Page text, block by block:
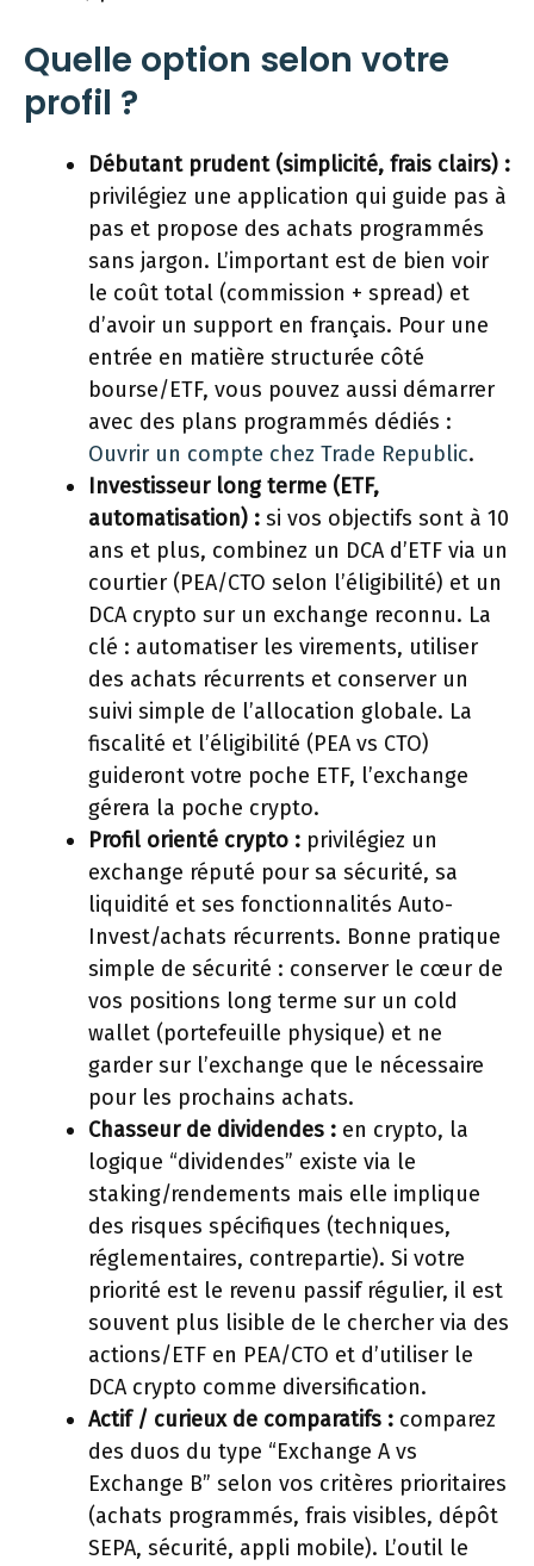
Quelle option selon votre
profil ?
Débutant prudent (simplicité, frais clairs) :
privilégiez une application qui guide pas à
pas et propose des achats programmés
sans jargon. L’important est de bien voir
le coût total (commission + spread) et
d’avoir un support en français. Pour une
entrée en matière structurée côté
bourse/ETF, vous pouvez aussi démarrer
avec des plans programmés dédiés :
Ouvrir un compte chez Trade Republic.
Investisseur long terme (ETF,
automatisation) : si vos objectifs sont à 10
ans et plus, combinez un DCA d’ETF via un
courtier (PEA/CTO selon l’éligibilité) et un
DCA crypto sur un exchange reconnu. La
clé : automatiser les virements, utiliser
des achats récurrents et conserver un
suivi simple de l’allocation globale. La
fiscalité et l’éligibilité (PEA vs CTO)
guideront votre poche ETF, l’exchange
gérera la poche crypto.
Profil orienté crypto : privilégiez un
exchange réputé pour sa sécurité, sa
liquidité et ses fonctionnalités Auto-
Invest/achats récurrents. Bonne pratique
simple de sécurité : conserver le cœur de
vos positions long terme sur un cold
wallet (portefeuille physique) et ne
garder sur l’exchange que le nécessaire
pour les prochains achats.
Chasseur de dividendes : en crypto, la
logique “dividendes” existe via le
staking/rendements mais elle implique
des risques spécifiques (techniques,
réglementaires, contrepartie). Si votre
priorité est le revenu passif régulier, il est
souvent plus lisible de le chercher via des
actions/ETF en PEA/CTO et d’utiliser le
DCA crypto comme diversification.
Actif / curieux de comparatifs : comparez
des duos du type “Exchange A vs
Exchange B” selon vos critères prioritaires
(achats programmés, frais visibles, dépôt
SEPA, sécurité, appli mobile). L’outil le